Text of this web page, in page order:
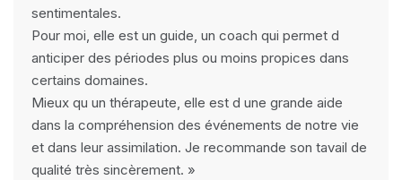
sentimentales.
Pour moi, elle est un guide, un coach qui permet d
anticiper des périodes plus ou moins propices dans
certains domaines.
Mieux qu un thérapeute, elle est d une grande aide
dans la compréhension des événements de notre vie
et dans leur assimilation. Je recommande son tavail de
qualité très sincèrement. »